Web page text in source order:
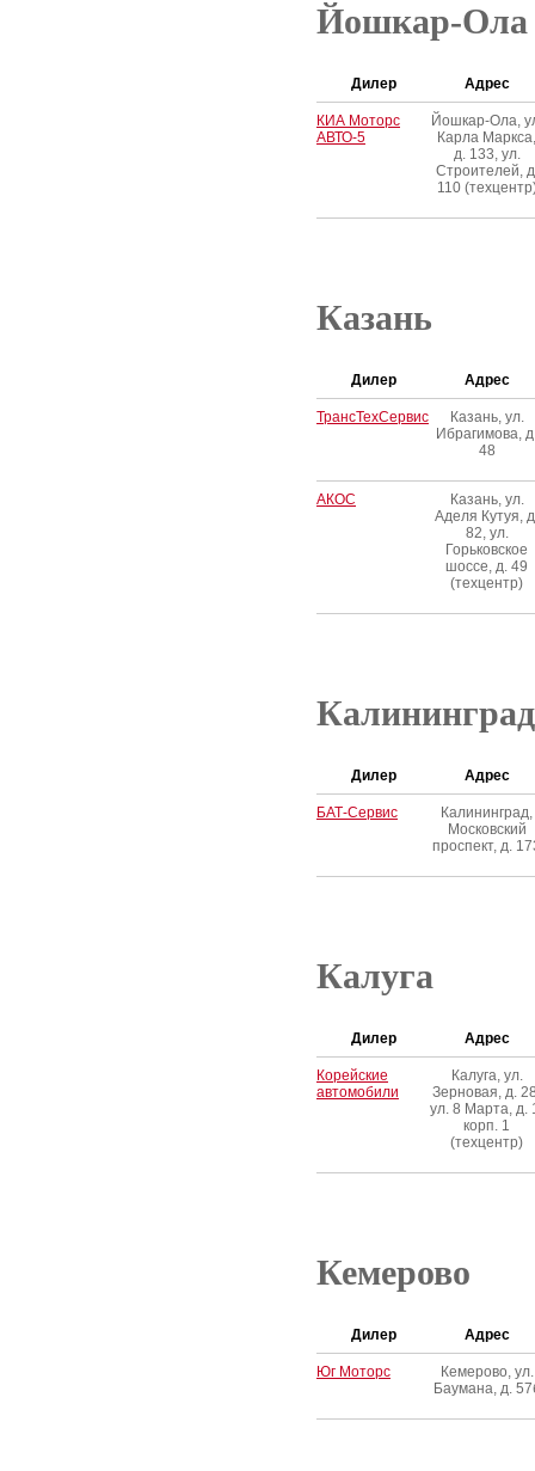
Йошкар-Ола
Дилер Адрес
КИА Моторс
АВТО-5
Йошкар-Ола,
Карла Маркса,
д. 133, ул.
Строителей,
110
Казань
Дилер Адрес
ТрансТехСервис
Казань, ул.
Ибрагимова,
48
АКОС
Казань, ул.
Аделя Кутуя,
82, ул.
Горьковское
шоссе, д. 49
(техцентр)
Калининград
Дилер Адрес
БАТ-Сервис
Калининград,
Московский
проспект, д.
Калуга
Дилер Адрес
Корейские
автомобили
Калуга, ул.
Зерновая, д.
ул. 8 Марта, д.
корп. 1
(техцентр)
Кемерово
Дилер Адрес
Юг Моторс
Кемерово, ул.
Баумана, д.